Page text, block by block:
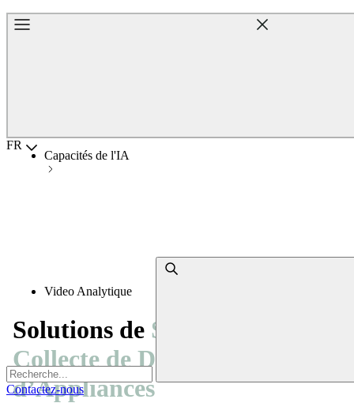
Choisir la langue
FR
Contactez-nous
Capacités de l'IA
Video Analytique
Solutions de Sécurité, de
Collecte de Données et
d’Appliances